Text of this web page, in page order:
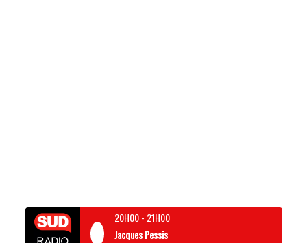
20H00- 21H00
Jacques Pessis